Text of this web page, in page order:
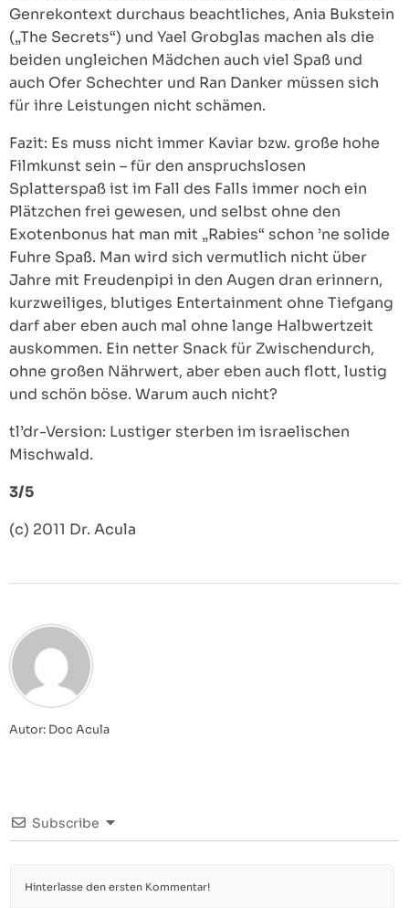
Genrekontext durchaus beachtliches, Ania Bukstein
(„The Secrets“) und Yael Grobglas machen als die
beiden ungleichen Mädchen auch viel Spaß und
auch Ofer Schechter und Ran Danker müssen sich
für ihre Leistungen nicht schämen.
Fazit: Es muss nicht immer Kaviar bzw. große hohe
Filmkunst sein – für den anspruchslosen
Splatterspaß ist im Fall des Falls immer noch ein
Plätzchen frei gewesen, und selbst ohne den
Exotenbonus hat man mit „Rabies“ schon ’ne solide
Fuhre Spaß. Man wird sich vermutlich nicht über
Jahre mit Freudenpipi in den Augen dran erinnern,
kurzweiliges, blutiges Entertainment ohne Tiefgang
darf aber eben auch mal ohne lange Halbwertzeit
auskommen. Ein netter Snack für Zwischendurch,
ohne großen Nährwert, aber eben auch flott, lustig
und schön böse. Warum auch nicht?
tl’dr-Version: Lustiger sterben im israelischen
Mischwald.
3/5
(c) 2011 Dr. Acula
Autor: Doc Acula
Subscribe